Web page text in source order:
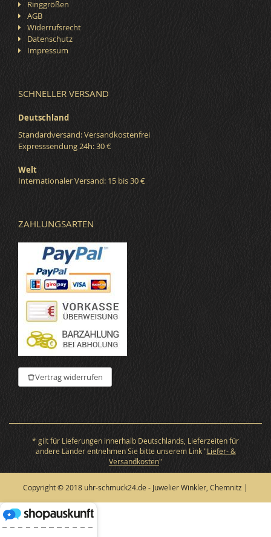
Ringgrößen
AGB
Widerrufsrecht
Datenschutz
Impressum
SCHNELLER VERSAND
Deutschland
Standardversand: Versandkostenfrei
Expresssendung 24h: 30 €
Welt
Internationaler Versand: 15 bis 30 €
ZAHLUNGSARTEN
Vertrag widerrufen
* gilt für Lieferungen innerhalb Deutschlands, Lieferzeiten für
andere Länder entnehmen Sie bitte unserem Link "Liefer- &
Versandkosten"
Copyright © 2018 uhr-schmuck24.de - Juwelier Winkler, Chemnitz |